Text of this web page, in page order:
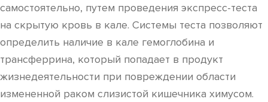
самостоятельно, путем проведения экспресс-теста
на скрытую кровь в кале. Системы теста позволяют
определить наличие в кале гемоглобина и
трансферрина, который попадает в продукт
жизнедеятельности при повреждении области
измененной раком слизистой кишечника химусом.